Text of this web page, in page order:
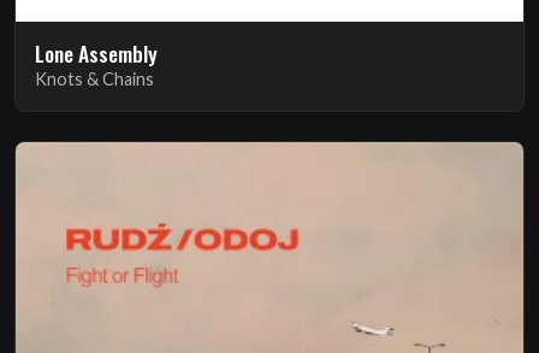
Lone Assembly
Knots & Chains